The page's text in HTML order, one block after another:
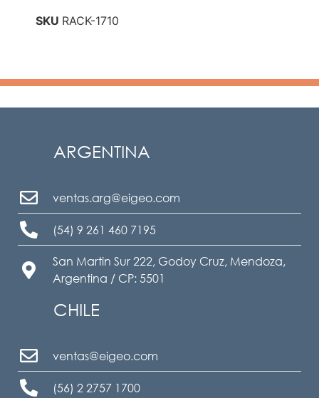
SKU RACK-1710
ARGENTINA
ventas.arg@eigeo.com
(54) 9 261 460 7195
San Martin Sur 222, Godoy Cruz, Mendoza,
Argentina / CP: 5501
CHILE
ventas@eigeo.com
(56) 2 2757 1700